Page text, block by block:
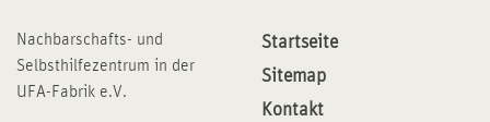
Nachbarschafts- und
Selbsthilfezentrum in der
UFA-Fabrik e.V.
Startseite
Sitemap
Kontakt